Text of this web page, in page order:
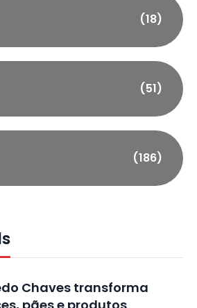
(18)
(51)
(186)
Chaves transforma